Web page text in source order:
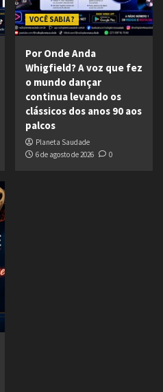
VOCÊ SABIA ?
Por Onde Anda
Whigfield? A voz que fez
o mundo dançar
continua levando os
clássicos dos anos 90 aos
palcos
Planeta Saudade
6 de agosto de 2026
0